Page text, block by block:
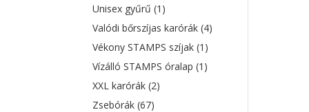
Unisex gyűrű(1)
Valódi bőrszíjas karórák(4)
Vékony STAMPS szíjak(1)
Vízálló STAMPS óralap(1)
XXL karórák(2)
Zsebórák(67)